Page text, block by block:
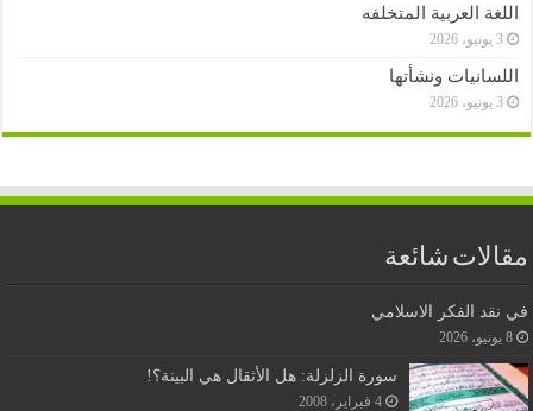
اللغة العربية المتخلفه
3 يونيو، 2026
اللسانيات ونشأتها
3 يونيو، 2026
مقالات شائعة
في نقد الفكر الاسلامي
8 يونيو، 2026
سورة الزلزلة: هل الأثقال هي البينة؟!
4 فبراير، 2008